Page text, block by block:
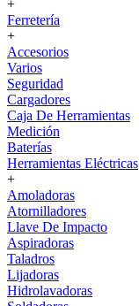
+
Ferretería
+
Accesorios
Varios
Seguridad
Cargadores
Caja De Herramientas
Medición
Baterías
Herramientas Eléctricas
+
Amoladoras
Atornilladores
Llave De Impacto
Aspiradoras
Taladros
Lijadoras
Hidrolavadoras